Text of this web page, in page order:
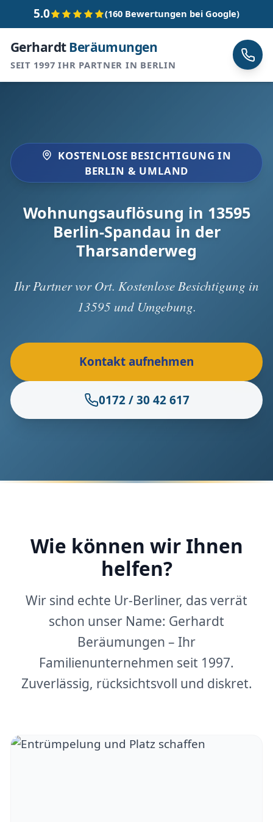
5.0 (160 Bewertungen bei Google)
GerhardtBeräumungen
SEIT 1997 IHR PARTNER IN BERLIN
KOSTENLOSE BESICHTIGUNG IN
BERLIN & UMLAND
Wohnungsauflösung in 13595
Berlin-Spandau in der
Tharsanderweg
Ihr Partner vor Ort. Kostenlose Besichtigung in
13595 und Umgebung.
Kontakt aufnehmen
0172 / 30 42 617
Wie können wir Ihnen
helfen?
Wir sind echte Ur-Berliner, das verrät
schon unser Name: Gerhardt
Beräumungen – Ihr
Familienunternehmen seit 1997.
Zuverlässig, rücksichtsvoll und diskret.